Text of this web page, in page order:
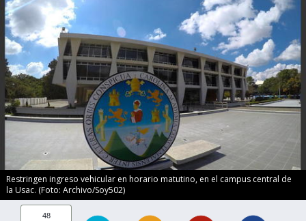
Restringen ingreso vehicular en horario matutino, en el campus central de
la Usac. (Foto: Archivo/Soy502)
48